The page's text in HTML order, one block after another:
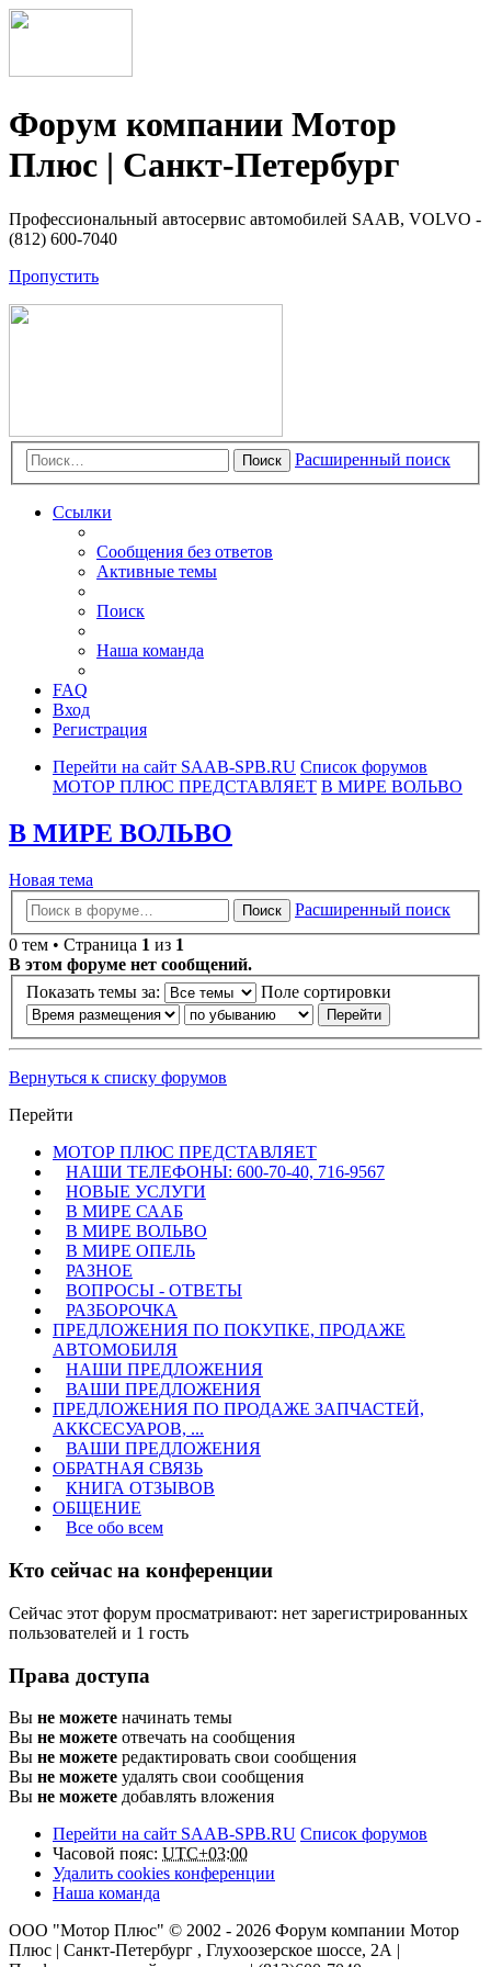
Форум компании Мотор
Плюс | Санкт-Петербург
Профессиональный автосервис автомобилей SAAB, VOLVO -
(812) 600-7040
Пропустить
Поиск Расширенный поиск
Ссылки
Сообщения без ответов
Активные темы
Поиск
Наша команда
FAQ
Вход
Регистрация
Перейти на сайт SAAB-SPB.RU Список форумов
МОТОР ПЛЮС ПРЕДСТАВЛЯЕТ В МИРЕ ВОЛЬВО
В МИРЕ ВОЛЬВО
Новая тема
Поиск
Расширенный поиск
0 тем • Страница 1 из 1
В этом форуме нет сообщений.
Показать темы за:
Поле сортировки
Вернуться к списку форумов
Перейти
МОТОР ПЛЮС ПРЕДСТАВЛЯЕТ
НАШИ ТЕЛЕФОНЫ: 600-70-40, 716-9567
НОВЫЕ УСЛУГИ
В МИРЕ СААБ
В МИРЕ ВОЛЬВО
В МИРЕ ОПЕЛЬ
РАЗНОЕ
ВОПРОСЫ - ОТВЕТЫ
РАЗБОРОЧКА
ПРЕДЛОЖЕНИЯ ПО ПОКУПКЕ, ПРОДАЖЕ
АВТОМОБИЛЯ
НАШИ ПРЕДЛОЖЕНИЯ
ВАШИ ПРЕДЛОЖЕНИЯ
ПРЕДЛОЖЕНИЯ ПО ПРОДАЖЕ ЗАПЧАСТЕЙ,
АККСЕСУАРОВ, ...
ВАШИ ПРЕДЛОЖЕНИЯ
ОБРАТНАЯ СВЯЗЬ
КНИГА ОТЗЫВОВ
ОБЩЕНИЕ
Все обо всем
Кто сейчас на конференции
Сейчас этот форум просматривают: нет зарегистрированных
пользователей и 1 гость
Права доступа
Вы не можете начинать темы
Вы не можете отвечать на сообщения
Вы не можете редактировать свои сообщения
Вы не можете удалять свои сообщения
Вы не можете добавлять вложения
Перейти на сайт SAAB-SPB.RU Список форумов
Часовой пояс: UTC+03:00
Удалить cookies конференции
Наша команда
ООО "Мотор Плюс" © 2002 - 2026 Форум компании Мотор
Плюс | Санкт-Петербург , Глухоозерское шоссе, 2А |